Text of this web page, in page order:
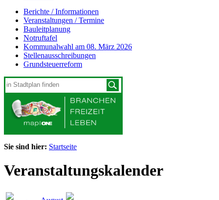
Berichte / Informationen
Veranstaltungen / Termine
Bauleitplanung
Notruftafel
Kommunalwahl am 08. März 2026
Stellenausschreibungen
Grundsteuerreform
Sie sind hier: Startseite
Veranstaltungskalender